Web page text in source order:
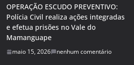
OPERAÇÃO ESCUDO PREVENTIVO:
Polícia Civil realiza ações integradas
e efetua prisões no Vale do
Mamanguape
maio 15, 2026 nenhum comentário